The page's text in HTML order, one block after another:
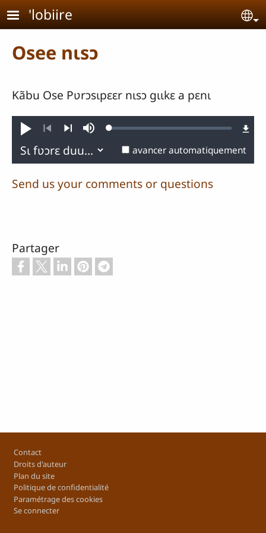
Aller au contenu principal
'lobiire
Osee nɩsɔ
Kãbu Ose Pʋrɔsɩpɛɛr nɩsɔ gɩɩkɛ a pɛnɩ
Jouer
PrécédentSuivant
SourdineLoaded:
avancer automatiquement
Send us your comments or questions
Partager
Pied de page
Contact
Droits d'auteur
Plan du site
Politique de confidentialité
Paramétrage des cookies
Se connecter